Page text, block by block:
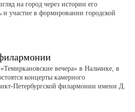
на город через истории его
и участие в формировании городской
вечера» в Нальчике, в
концерты камерного
Петербургской филармонии имени Д.